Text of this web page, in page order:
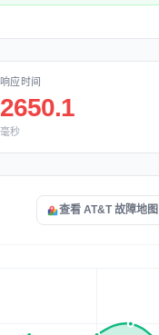
响应时间
2650.1
毫秒
查看 AT&T 故障地图